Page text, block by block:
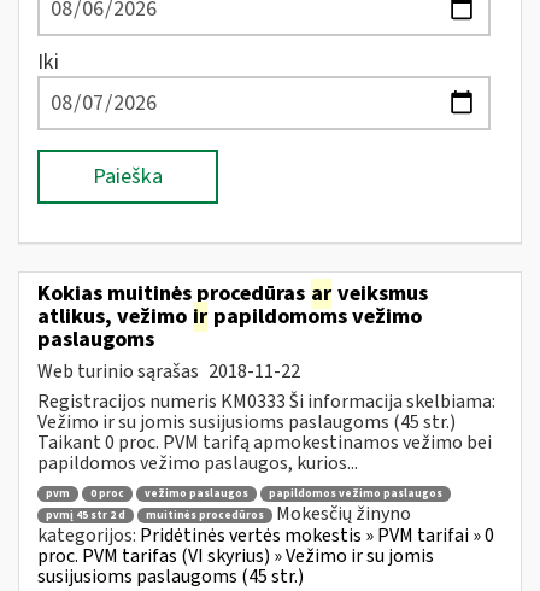
Iki
Paieška
Kokias muitinės procedūras ar veiksmus
atlikus, vežimo ir papildomoms vežimo
paslaugoms
Web turinio sąrašas 2018-11-22
Registracijos numeris KM0333 Ši informacija skelbiama:
Vežimo ir su jomis susijusioms paslaugoms (45 str.)
Taikant 0 proc. PVM tarifą apmokestinamos vežimo bei
papildomos vežimo paslaugos, kurios...
pvm 0 proc vežimo paslaugos
papildomos vežimo paslaugos
pvmį 45 str 2 d
muitinės procedūros
Mokesčių žinyno
kategorijos: Pridėtinės vertės mokestis » PVM tarifai » 0
proc. PVM tarifas (VI skyrius) » Vežimo ir su jomis
susijusioms paslaugoms (45 str.)